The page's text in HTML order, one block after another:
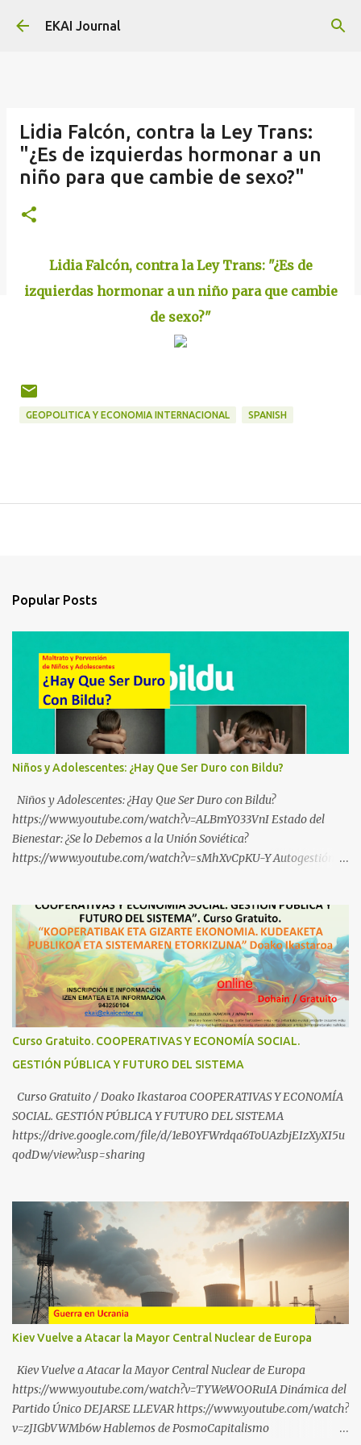
EKAI Journal
Lidia Falcón, contra la Ley Trans:
"¿Es de izquierdas hormonar a un
niño para que cambie de sexo?"
Lidia Falcón, contra la Ley Trans: "¿Es de
izquierdas hormonar a un niño para que cambie
de sexo?"
GEOPOLITICA Y ECONOMIA INTERNACIONAL SPANISH
Popular Posts
Niños y Adolescentes: ¿Hay Que Ser Duro con Bildu?
Niños y Adolescentes: ¿Hay Que Ser Duro con Bildu?
https://www.youtube.com/watch?v=ALBmY033VnI Estado del
Bienestar: ¿Se lo Debemos a la Unión Soviética?
https://www.youtube.com/watch?v=sMhXvCpKU-Y Autogestión
Industrial https://www.youtube.com/shorts/dGKjgqEvRHk
¿Conoces los nuevos canales de BABESTU? Si quieres hacer algo, o
compartir ideas, para proteger a los niños y adolescentes vascos
frente a abusos y manipulaciones: BABESTUren kanal berriak
ezagutzen dituzu? Euskal haurrak eta nerabeak abusu eta
manipulazioetatik babesteko zerbait egin nahi baduzu, edo ideiak
partekatu nahi badituzu: Telegram :
https://whatsapp.com/channel/0029VbBW56k0LKZJWzQyoE1T
SÍGUENOS EN YOUTUBE: https://www.youtube.com/@ekaicenter?
sub_confirmation=1
Curso Gratuito. COOPERATIVAS Y ECONOMÍA SOCIAL.
GESTIÓN PÚBLICA Y FUTURO DEL SISTEMA
Curso Gratuito / Doako Ikastaroa COOPERATIVAS Y ECONOMÍA
SOCIAL. GESTIÓN PÚBLICA Y FUTURO DEL SISTEMA
https://drive.google.com/file/d/1eB0YFWrdqa6ToUAzbjEIzXyXI5u
qodDw/view?usp=sharing
Kiev Vuelve a Atacar la Mayor Central Nuclear de Europa
Kiev Vuelve a Atacar la Mayor Central Nuclear de Europa
https://www.youtube.com/watch?v=TYWeWOORuIA Dinámica del
Partido Único DEJARSE LLEVAR https://www.youtube.com/watch?
v=zJIGbVWMb6w Hablemos de PosmoCapitalismo